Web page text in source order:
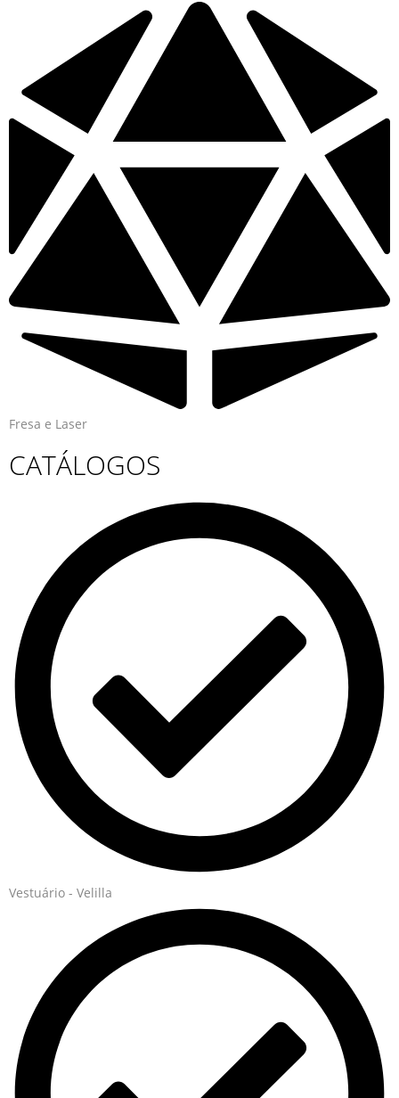
Fresa e Laser
CATÁLOGOS
Vestuário - Velilla